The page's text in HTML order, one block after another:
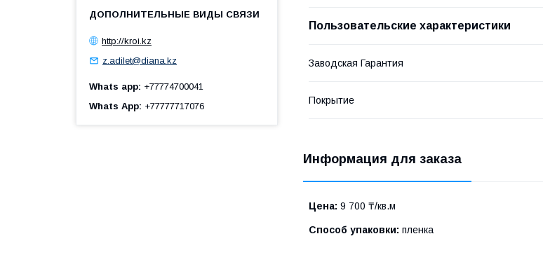
Пользовательские характеристики
Заводская Гарантия
Покрытие
Информация для заказа
Цена: 9 700 ₸/кв.м
Способ упаковки: пленка
http://kroi.kz
z.adilet@diana.kz
Whats app +77774700041
Whats App +77777717076